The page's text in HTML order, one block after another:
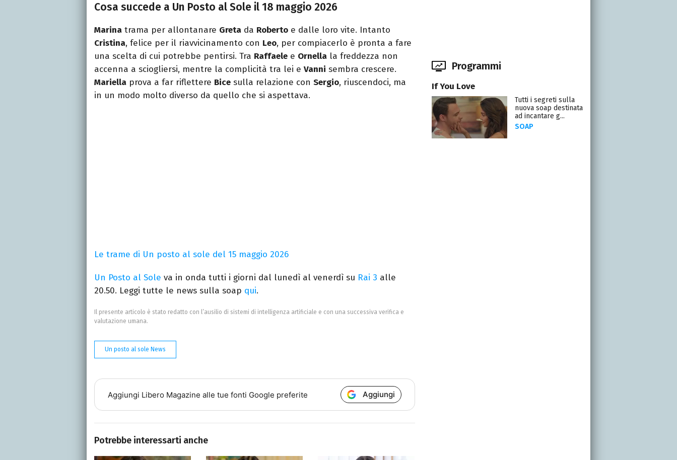
Cosa succede a Un Posto al Sole il 18 maggio 2026
Marina trama per allontanare Greta da Roberto e dalle loro vite. Intanto
Cristina, felice per il riavvicinamento con Leo, per compiacerlo è pronta a fare
una scelta di cui potrebbe pentirsi. Tra Raffaele e Ornella la freddezza non
accenna a sciogliersi, mentre la complicità tra lei e Vanni sembra crescere.
Mariella prova a far riflettere Bice sulla relazione con Sergio, riuscendoci, ma
in un modo molto diverso da quello che si aspettava.
Le trame di Un posto al sole del 15 maggio 2026
Un Posto al Sole va in onda tutti i giorni dal lunedì al venerdì su Rai 3 alle
20.50. Leggi tutte le news sulla soap qui.
Il presente articolo è stato redatto con l’ausilio di sistemi di intelligenza artificiale e con una successiva verifica e
valutazione umana.
Un posto al sole News
Aggiungi Libero Magazine alle tue fonti Google preferite Aggiungi
Potrebbe interessarti anche
Programmi
If You Love
Tutti i segreti sulla
nuova soap destinata
ad incantare g...
SOAP